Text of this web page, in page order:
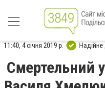
11:40, 4 січня 2019 р.
Смертельний